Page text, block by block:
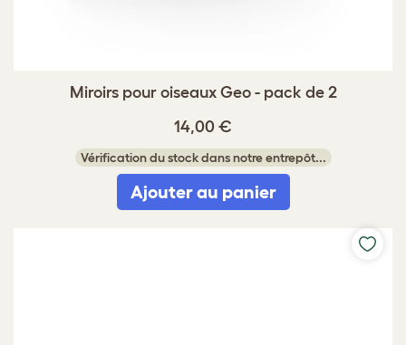
Miroirs pour oiseaux Geo - pack de 2
14,00 €
Vérification du stock dans notre entrepôt...
Ajouter au panier